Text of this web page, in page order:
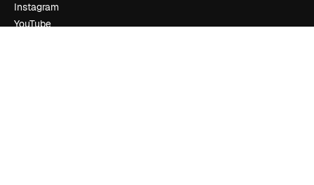
Instagram
YouTube